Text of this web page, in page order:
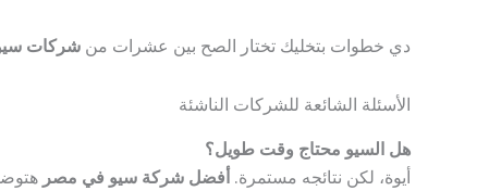
دي خطوات بتخليك تختار الصح بين عشرات من شركات
الأسئلة الشائعة للشركات الناشئة
هل السيو محتاج وقت طويل؟
أيوة، لكن نتائجه مستمرة. أفضل شركة سيو في مصر